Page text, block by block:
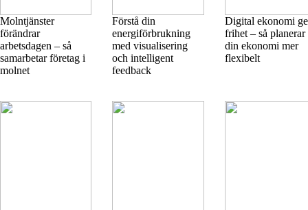
Molntjänster
förändrar
arbetsdagen – så
samarbetar företag i
molnet
Förstå din
energiförbrukning
med visualisering
och intelligent
feedback
Digital ekonomi
frihet – så planerar
din ekonomi mer
flexibelt